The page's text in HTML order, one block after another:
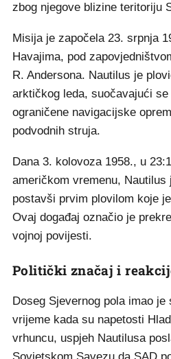
zbog njegove blizine teritoriju
Misija je započela 23. srpnja
Havajima, pod
R. Andersona. Nautilus je
arktičkog leda, suočavajući
ograničene navigacijske
podvodnih struja.
Dana 3. kolovoza 1958., u
američkom vremenu, Nautilus
postavši prvim plovilom koje
Ovaj događaj označio je
vojnoj povijesti.
Politički značaj i
Doseg Sjevernog pola imao
vrijeme kada su napetosti
vrhuncu, uspjeh Nautilusa